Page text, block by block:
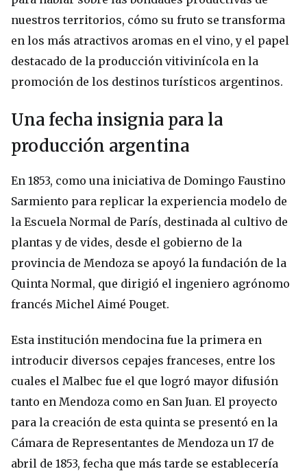
nuestros territorios, cómo su fruto se transforma
en los más atractivos aromas en el vino, y el papel
destacado de la producción vitivinícola en la
promoción de los destinos turísticos argentinos.
Una fecha insignia para la
producción argentina
En 1853, como una iniciativa de Domingo Faustino
Sarmiento para replicar la experiencia modelo de
la Escuela Normal de París, destinada al cultivo de
plantas y de vides, desde el gobierno de la
provincia de Mendoza se apoyó la fundación de la
Quinta Normal, que dirigió el ingeniero agrónomo
francés Michel Aimé Pouget.
Esta institución mendocina fue la primera en
introducir diversos cepajes franceses, entre los
cuales el Malbec fue el que logró mayor difusión
tanto en Mendoza como en San Juan. El proyecto
para la creación de esta quinta se presentó en la
Cámara de Representantes de Mendoza un 17 de
abril de 1853, fecha que más tarde se establecería